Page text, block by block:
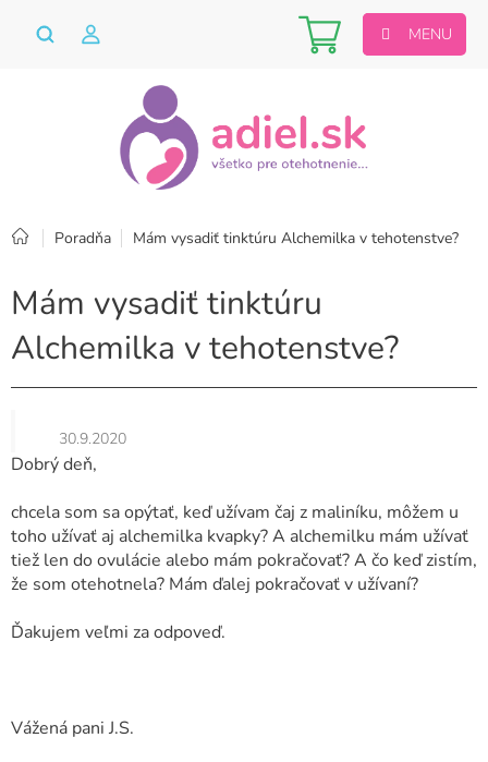
Nákupný
košík
Domov
Poradňa Mám vysadiť tinktúru Alchemilka v tehotenstve?
Mám vysadiť tinktúru
Alchemilka v tehotenstve?
30.9.2020
Dobrý deň,
chcela som sa opýtať, keď užívam čaj z maliníku, môžem u
toho užívať aj alchemilka kvapky? A alchemilku mám užívať
tiež len do ovulácie alebo mám pokračovať? A čo keď zistím,
že som otehotnela? Mám ďalej pokračovať v užívaní?
Ďakujem veľmi za odpoveď.
Vážená pani J.S.